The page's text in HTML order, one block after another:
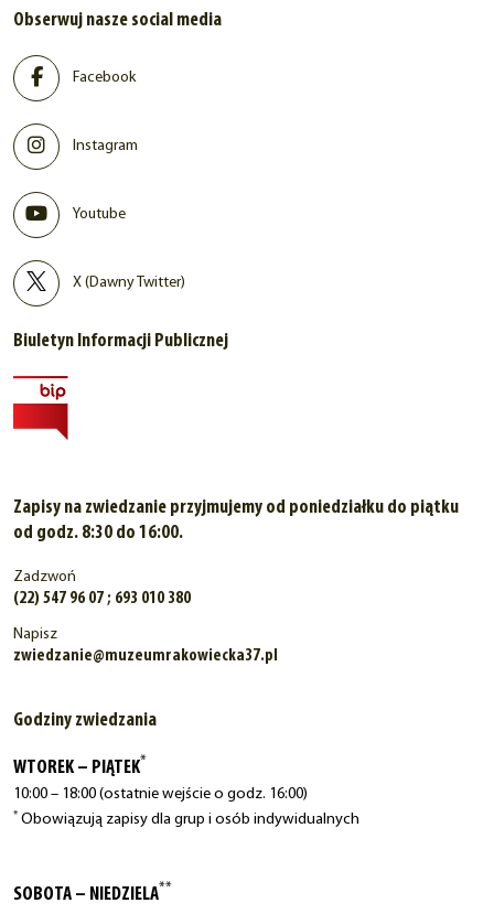
Obserwuj nasze social media
Facebook
Instagram
Youtube
X (Dawny Twitter)
Biuletyn Informacji Publicznej
Zapisy na zwiedzanie przyjmujemy od poniedziałku do piątku
od godz. 8:30 do 16:00.
Zadzwoń
(22) 547 96 07 ; 693 010 380
Napisz
zwiedzanie@muzeumrakowiecka37.pl
Godziny zwiedzania
WTOREK – PIĄTEK*
10:00 – 18:00 (ostatnie wejście o godz. 16:00)
* Obowiązują zapisy dla grup i osób indywidualnych
SOBOTA – NIEDZIELA**